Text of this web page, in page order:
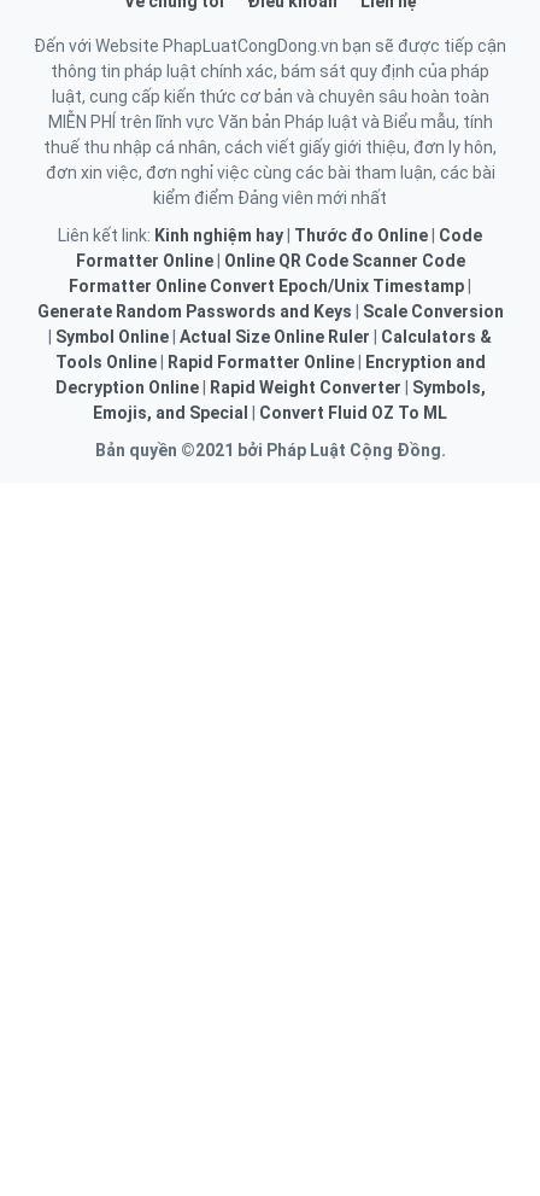
Đến với Website PhapLuatCongDong.vn bạn sẽ được tiếp cận
thông tin pháp luật chính xác, bám sát quy định của pháp
luật, cung cấp kiến thức cơ bản và chuyên sâu hoàn toàn
MIỄN PHÍ trên lĩnh vực Văn bản Pháp luật và Biểu mẫu, tính
thuế thu nhập cá nhân, cách viết giấy giới thiệu, đơn ly hôn,
đơn xin việc, đơn nghỉ việc cùng các bài tham luận, các bài
kiểm điểm Đảng viên mới nhất
Liên kết link: Kinh nghiệm hay Thước đo Online
Code
Formatter Online| Online QR Code Scanner Code
Formatter Online Convert Epoch/Unix Timestamp
Generate Random Passwords and Keys
Scale Conversion
Symbol Online Actual Size Online Ruler
Calculators &
Tools Online| Rapid Formatter Online|
Encryption and
Decryption Online| Rapid Weight Converter
Symbols,
Emojis, and Special
Convert Fluid OZ To ML
Bản quyền ©2021 bởi Pháp Luật Cộng Đồng.